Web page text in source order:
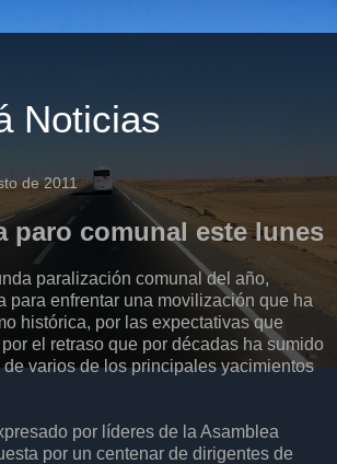
Noticias
de 2011
paro comunal este lunes
paralización comunal del año,
para enfrentar una movilización que ha
histórica, por las expectativas que
el retraso que por décadas ha sumido
varios de los principales yacimientos
por líderes de la Asamblea
por un centenar de dirigentes de